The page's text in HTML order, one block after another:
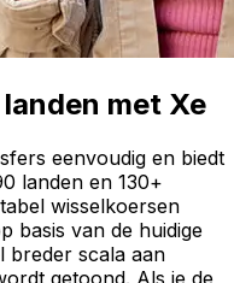
met Xe
eenvoudig en biedt
landen en 130+
wisselkoersen
basis van de huidige
breder scala aan
getoond. Als je de